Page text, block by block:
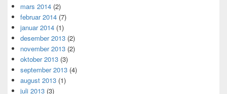
mars 2014 (2)
februar 2014 (7)
januar 2014 (1)
desember 2013 (2)
november 2013 (2)
oktober 2013 (3)
september 2013 (4)
august 2013 (1)
juli 2013 (3)